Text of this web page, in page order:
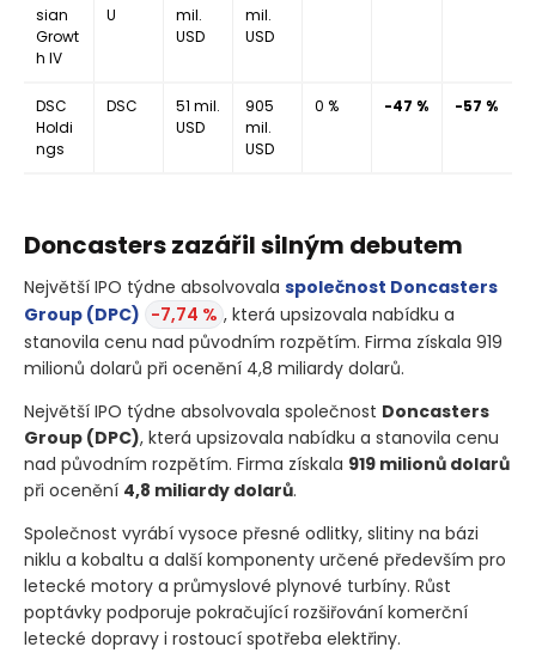
sian
Growt
h IV
U
mil.
USD
mil.
USD
DSC
Holdi
ngs
DSC
51 mil.
USD
905
mil.
USD
0 % -47 % -57 %
Doncasters zazářil silným debutem
Největší IPO týdne absolvovala společnost Doncasters
Group (DPC) -7,74 % , která upsizovala nabídku a
stanovila cenu nad původním rozpětím. Firma získala 919
milionů dolarů při ocenění 4,8 miliardy dolarů.
Největší IPO týdne absolvovala společnost Doncasters
Group (DPC), která upsizovala nabídku a stanovila cenu
nad původním rozpětím. Firma získala 919 milionů dolarů
při ocenění 4,8 miliardy dolarů.
Společnost vyrábí vysoce přesné odlitky, slitiny na bázi
niklu a kobaltu a další komponenty určené především pro
letecké motory a průmyslové plynové turbíny. Růst
poptávky podporuje pokračující rozšiřování komerční
letecké dopravy i rostoucí spotřeba elektřiny.